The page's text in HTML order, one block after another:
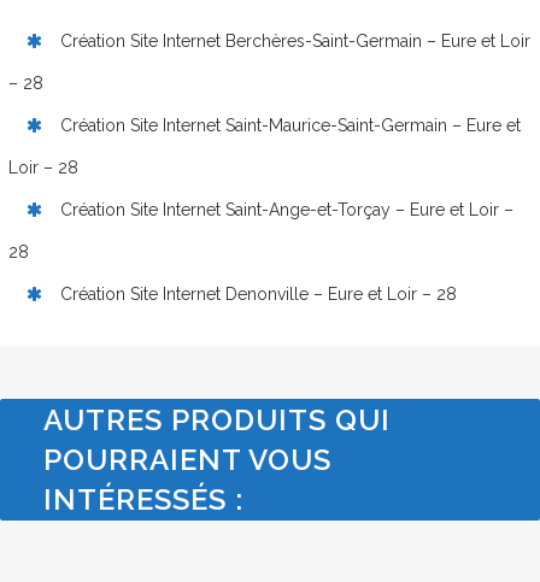
Création Site Internet Berchères-Saint-Germain – Eure et Loir
– 28
Création Site Internet Saint-Maurice-Saint-Germain – Eure et
Loir – 28
Création Site Internet Saint-Ange-et-Torçay – Eure et Loir –
28
Création Site Internet Denonville – Eure et Loir – 28
AUTRES PRODUITS QUI
POURRAIENT VOUS
INTÉRESSÉS :